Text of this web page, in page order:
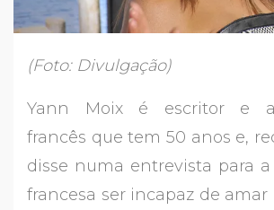
(Foto: Divulgação)
Yann Moix é escritor e
francês que tem 50 anos e,
disse numa entrevista para
francesa ser incapaz de